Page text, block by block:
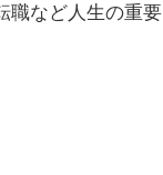
職など人生の重要